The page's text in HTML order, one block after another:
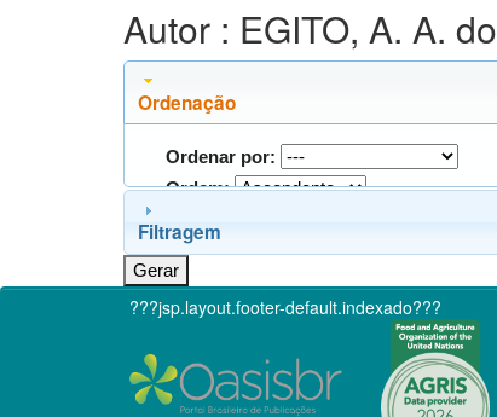
Autor : EGITO, A. A. do
Ordenação
Ordenar por:
Ordem:
Filtragem
???jsp.layout.footer-default.indexado???